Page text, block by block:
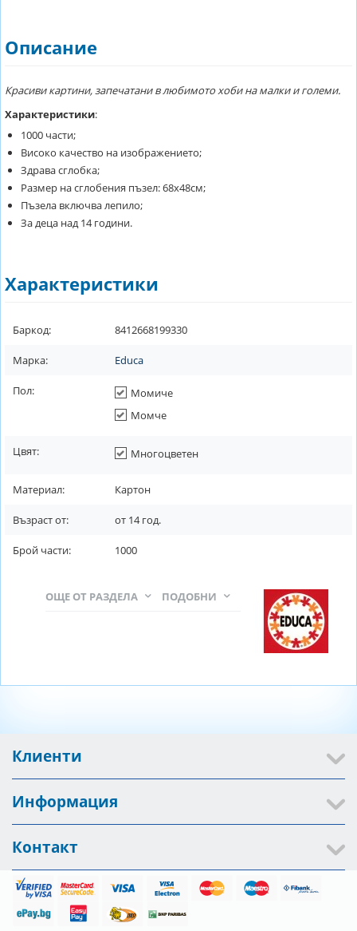
Описание
Красиви картини, запечатани в любимото хоби на малки и големи.
Характеристики:
1000 части;
Високо качество на изображението;
Здрава сглобка;
Размер на сглобения пъзел: 68х48см;
Пъзела включва лепило;
За деца над 14 години.
Характеристики
Баркод: 8412668199330
Марка: Educa
Пол:
Момиче
Момче
Цвят: Многоцветен
Материал: Картон
Възраст от: от 14год.
Брой части: 1000
ПОДОБНИ
ОЩЕ ОТ РАЗДЕЛА
Клиенти
Информация
Контакт